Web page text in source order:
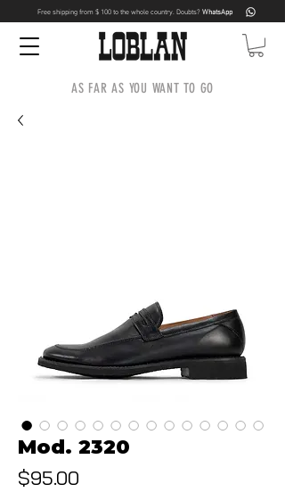
Free shipping from $ 100 to the whole country. Doubts? WhatsApp
AS FAR AS YOU WANT TO GO
Mod. 2320
$95.00